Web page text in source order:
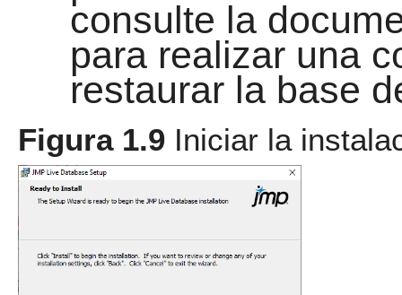
consulte la
para realizar una
restaurar la base
Figura 1.9 Iniciar la